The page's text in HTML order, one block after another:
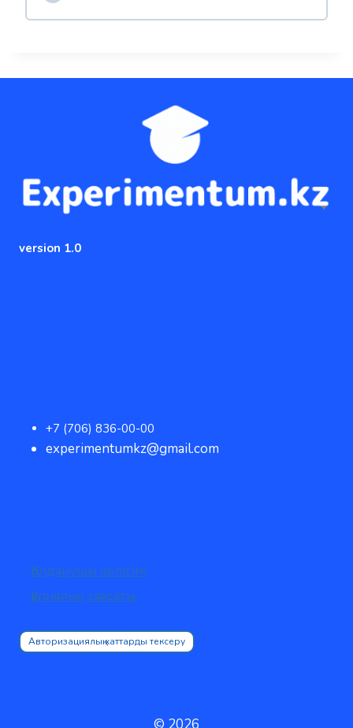
version 1.0
+7 (706) 836-00-00
experimentumkz@gmail.com
Қолданушы келісімі
Құпиялық саясаты
Авторизациялық хаттарды тексеру